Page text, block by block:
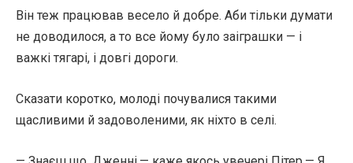
Він теж працював весело й добре. Аби тільки думати
не доводилося, а то все йому було заіграшки — і
важкі тягарі, і довгі дороги.
Сказати коротко, молоді почувалися такими
щасливими й задоволеними, як ніхто в селі.